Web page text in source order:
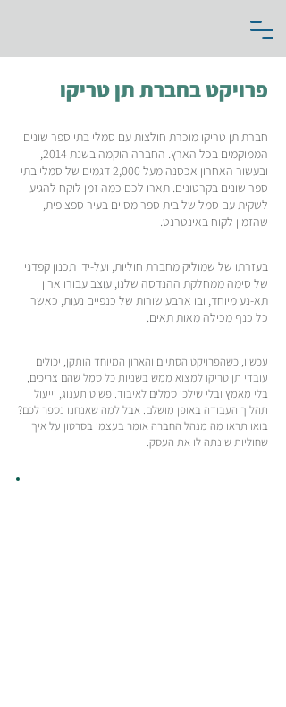
פרויקט בחברת תן טריקו
חברת תן טריקו מוכרת חולצות עם סמלי בתי ספר שונים
הממוקמים בכל הארץ. החברה הוקמה בשנת 2014,
ובעשור האחרון אכסנה מעל 2,000 דגמים של סמלי בתי
ספר שונים בקרטונים. תארו לכם כמה זמן לוקח להגיע
לשקית עם סמל של בית ספר מסוים בעיר ספציפית,
שהזמין לקוח באינטרנט.
בעזרתו של שמוליק מחברת חוליות, ועל-ידי תכנון קפדני
של סימה ממחלקת ההנדסה שלנו, עוצב עבורו ארון
תא-נע מיוחד, ובו ארבע שורות של כנפיים נעות, כאשר
כל כנף מכילה מאות תאים.
עכשיו, כשהפרויקט הסתיים והארון המיוחד הותקן, יכולים
עובדי תן טריקו למצוא ממש בשניות כל סמל שהם צריכים,
בלי מאמץ ובלי שילכו סמלים לאיבוד. פשוט תענוג, וייעול
תהליך העבודה באופן מושלם. אבל למה שאנחנו נספר לכם?
בואו תראו מה מנהל החברה אומר בעצמו בסרטון על איך
שחוליות שינתה לו את העסק.